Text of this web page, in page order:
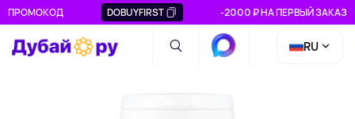
ПРОМОКОД DOBUYFIRST -2000 ₽ НА ПЕРВЫЙ ЗАКАЗ
RU